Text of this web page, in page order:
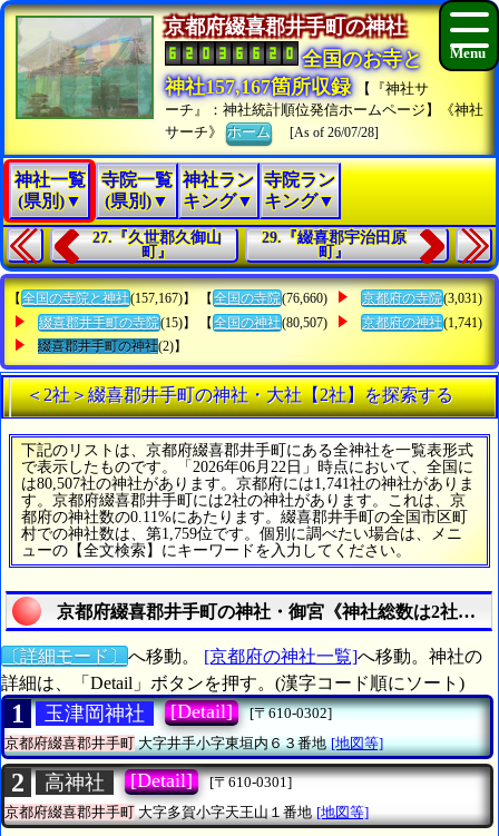
京都府綴喜郡井手町の神社
全国のお寺と
神社157,167箇所収録
【『神社サ
ーチ』：神社統計順位発信ホームページ】《神社
サーチ》ホーム [As of 26/07/28]
神社一覧
(県別)▼
寺院一覧
(県別)▼
神社ラン
キング▼
寺院ラン
キング▼
27.『久世郡久御山
町』
29.『綴喜郡宇治田原
町』
【 全国の寺院と神社(157,167)】 【 全国の寺院(76,660) 京都府の寺院(3,031)
綴喜郡井手町の寺院(15)】 【 全国の神社(80,507) 京都府の神社(1,741)
綴喜郡井手町の神社(2)】
＜2社＞綴喜郡井手町の神社・大社【2社】を探索する
下記のリストは、京都府綴喜郡井手町にある全神社を一覧表形式
で表示したものです。「2026年06月22日」時点において、全国に
は80,507社の神社があります。京都府には1,741社の神社がありま
す。京都府綴喜郡井手町には2社の神社があります。これは、京
都府の神社数の0.11%にあたります。綴喜郡井手町の全国市区町
村での神社数は、第1,759位です。個別に調べたい場合は、メニ
ューの【全文検索】にキーワードを入力してください。
京都府綴喜郡井手町の神社・御宮《神社総数は2社》の
〔詳細モード〕 へ移動。 [京都府の神社一覧]へ移動。神社の
詳細は、「Detail」ボタンを押す。(漢字コード順にソート)
1 玉津岡神社 [Detail]
[〒610-0302]
京都府綴喜郡井手町大字井手小字東垣内６３番地 [地図等]
2 高神社 [Detail]
[〒610-0301]
京都府綴喜郡井手町大字多賀小字天王山１番地 [地図等]